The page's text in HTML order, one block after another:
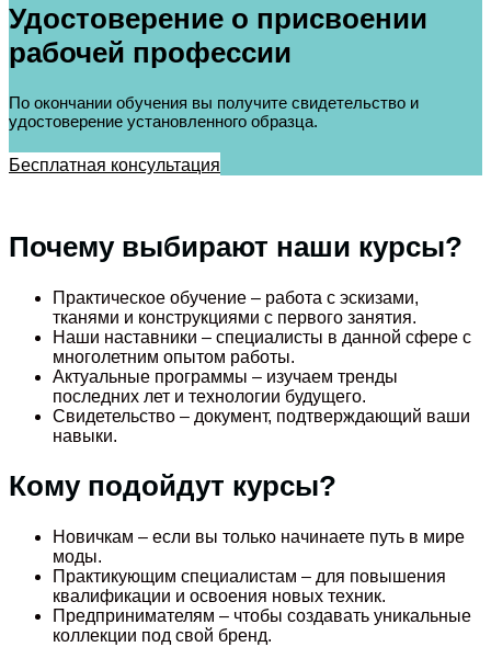
Удостоверение о присвоении
рабочей профессии
По окончании обучения вы получите свидетельство и
удостоверение установленного образца.
Бесплатная консультация
Почему выбирают наши курсы?
Практическое обучение – работа с эскизами,
тканями и конструкциями с первого занятия.
Наши наставники – специалисты в данной сфере с
многолетним опытом работы.
Актуальные программы – изучаем тренды
последних лет и технологии будущего.
Свидетельство – документ, подтверждающий ваши
навыки.
Кому подойдут курсы?
Новичкам – если вы только начинаете путь в мире
моды.
Практикующим специалистам – для повышения
квалификации и освоения новых техник.
Предпринимателям – чтобы создавать уникальные
коллекции под свой бренд.